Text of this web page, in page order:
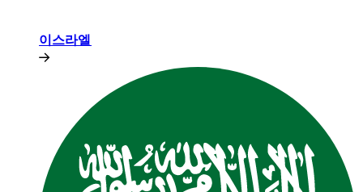
이스라엘​​